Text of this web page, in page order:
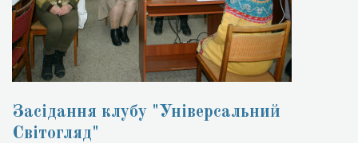
Засідання клубу "Універсальний
Світогляд"